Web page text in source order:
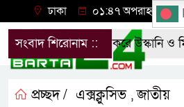
ঢাকা ০১:৪৭ অপরাহ্ন,
সংবাদ শিরোনাম ::
প্রশাসনের শর্ত লঙ্ঘন করে উস্কানি ও
প্রচ্ছদ / এক্সক্লুসিভ ,জাতীয়